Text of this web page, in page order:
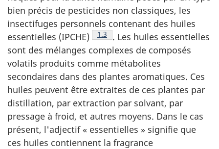
bien précis de pesticides non classiques, les
insectifuges personnels contenant des huiles
essentielles (IPCHE)
Note de bas de page
1.3
. Les huiles essentielles
sont des mélanges complexes de composés
volatils produits comme métabolites
secondaires dans des plantes aromatiques. Ces
huiles peuvent être extraites de ces plantes par
distillation, par extraction par solvant, par
pressage à froid, et autres moyens. Dans le cas
présent, l'adjectif « essentielles » signifie que
ces huiles contiennent la fragrance